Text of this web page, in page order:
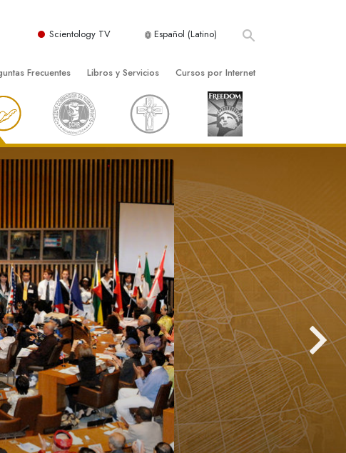
Scientology TV Español (Latino)
por los
Frecuentes
y principios básicos
de una Iglesia
Organización de Scientology
Libros y Servicios
Iniciales
Conferencias Introductorias
Servicios Iniciales
Cursos por Internet
Cómo Resolver los Conflictos
Las Dinámicas de la Existencia
Los Componentes de la Comprensión
Soluciones para un Entorno Peligroso
Ayudas para Enfermedades y Lesiones
La Integridad y la Honestidad
El Matrimonio
La Escala Tonal Emocional
Respuestas a las Drogas
Los Niños
Herramientas para el Entorno Laboral
La Ética y las
Condiciones